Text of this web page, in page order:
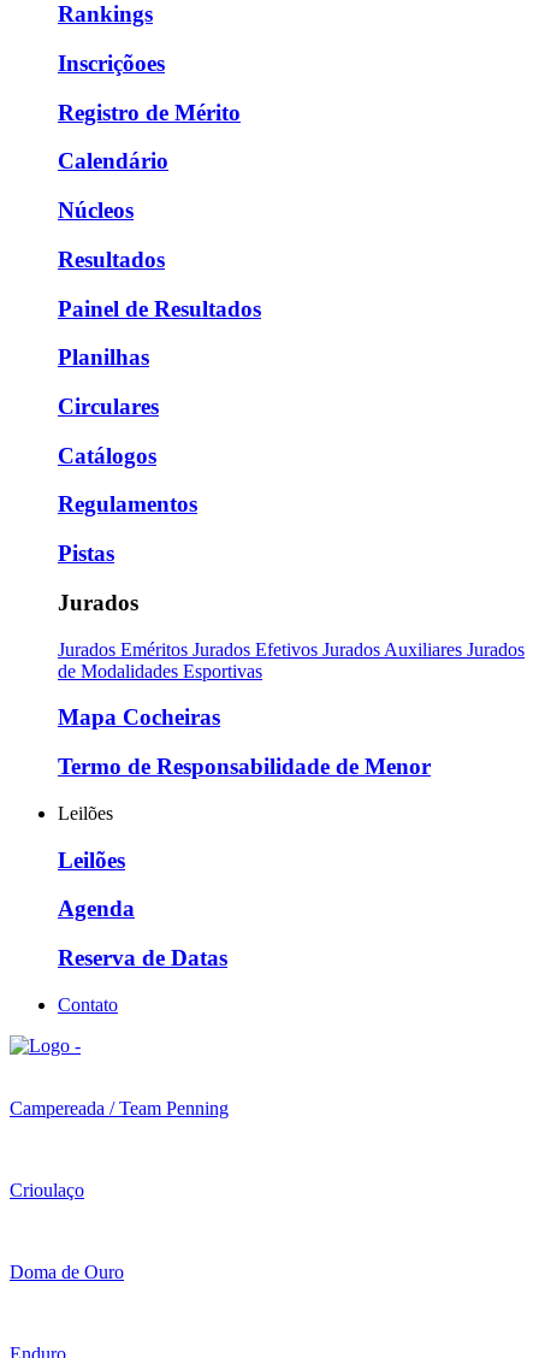
Rankings
Inscriçõoes
Registro de Mérito
Calendário
Núcleos
Resultados
Painel de Resultados
Planilhas
Circulares
Catálogos
Regulamentos
Pistas
Jurados
Jurados Eméritos Jurados Efetivos Jurados Auxiliares Jurados
de Modalidades Esportivas
Mapa Cocheiras
Termo de Responsabilidade de Menor
Leilões
Leilões
Agenda
Reserva de Datas
Contato
Campereada / Team Penning
Crioulaço
Doma de Ouro
Enduro